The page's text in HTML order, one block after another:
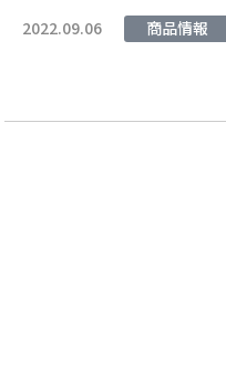
2022.09.06 商品情報